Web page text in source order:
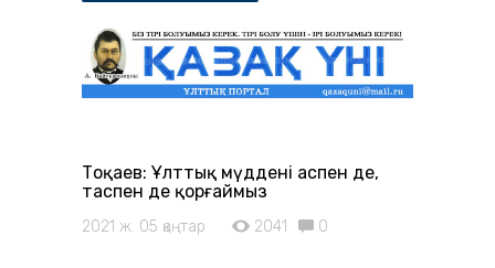
Тоқаев: Ұлттық мүддені аспен де,
таспен де қорғаймыз
2021 ж. 05 қаңтар 2041 0